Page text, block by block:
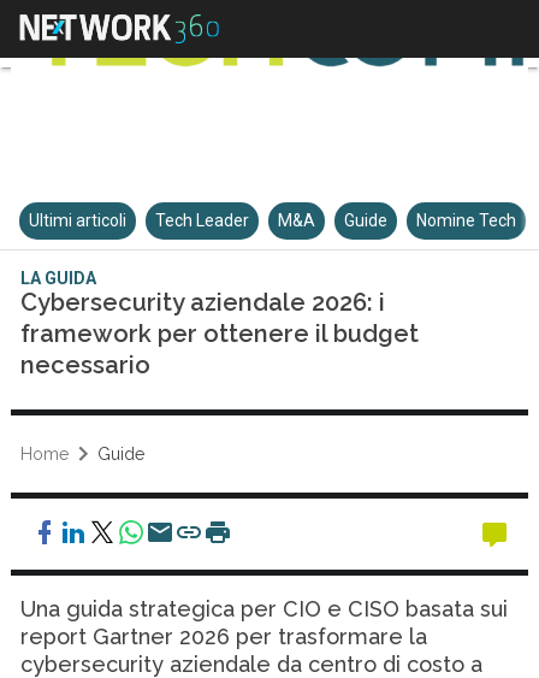
Ultimi articoli Tech Leader M&A Guide Nomine Tech
LA GUIDA
Cybersecurity aziendale 2026: i
framework per ottenere il budget
necessario
Home Guide
Una guida strategica per CIO e CISO basata sui
report Gartner 2026 per trasformare la
cybersecurity aziendale da centro di costo a